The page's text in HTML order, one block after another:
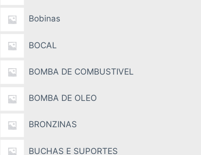
Bobinas
BOCAL
BOMBA DE COMBUSTIVEL
BOMBA DE OLEO
BRONZINAS
BUCHAS E SUPORTES